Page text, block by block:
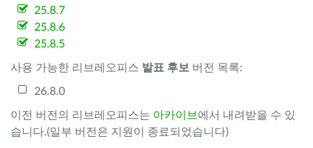
25.8.7
25.8.6
25.8.5
사용 가능한 리브레오피스 발표 후보 버전 목록:
26.8.0
이전 버전의 리브레오피스는 아카이브 에서 내려받을 수 있
습니다.(일부 버전은 지원이 종료되었습니다)